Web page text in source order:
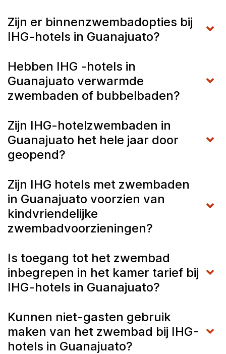
Zijn er binnenzwembadopties bij
IHG-hotels in Guanajuato?
Hebben IHG -hotels in
Guanajuato verwarmde
zwembaden of bubbelbaden?
Zijn IHG-hotelzwembaden in
Guanajuato het hele jaar door
geopend?
Zijn IHG hotels met zwembaden
in Guanajuato voorzien van
kindvriendelijke
zwembadvoorzieningen?
Is toegang tot het zwembad
inbegrepen in het kamer tarief bij
IHG-hotels in Guanajuato?
Kunnen niet-gasten gebruik
maken van het zwembad bij IHG-
hotels in Guanajuato?